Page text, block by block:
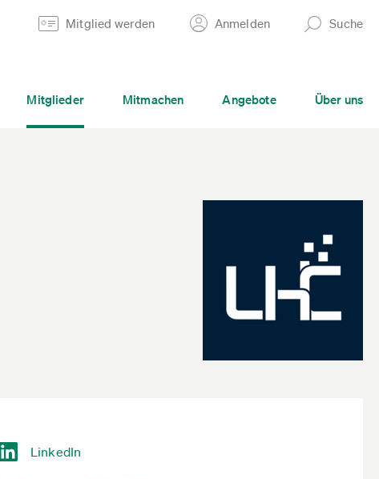
Mitglied werden Anmelden Suche
Mitglieder Mitmachen Angebote Über uns
LinkedIn